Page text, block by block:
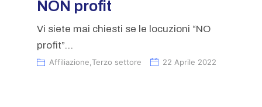
NON profit
Vi siete mai chiesti se le locuzioni “NO
profit”...
Affiliazione Terzo settore 22 Aprile 2022